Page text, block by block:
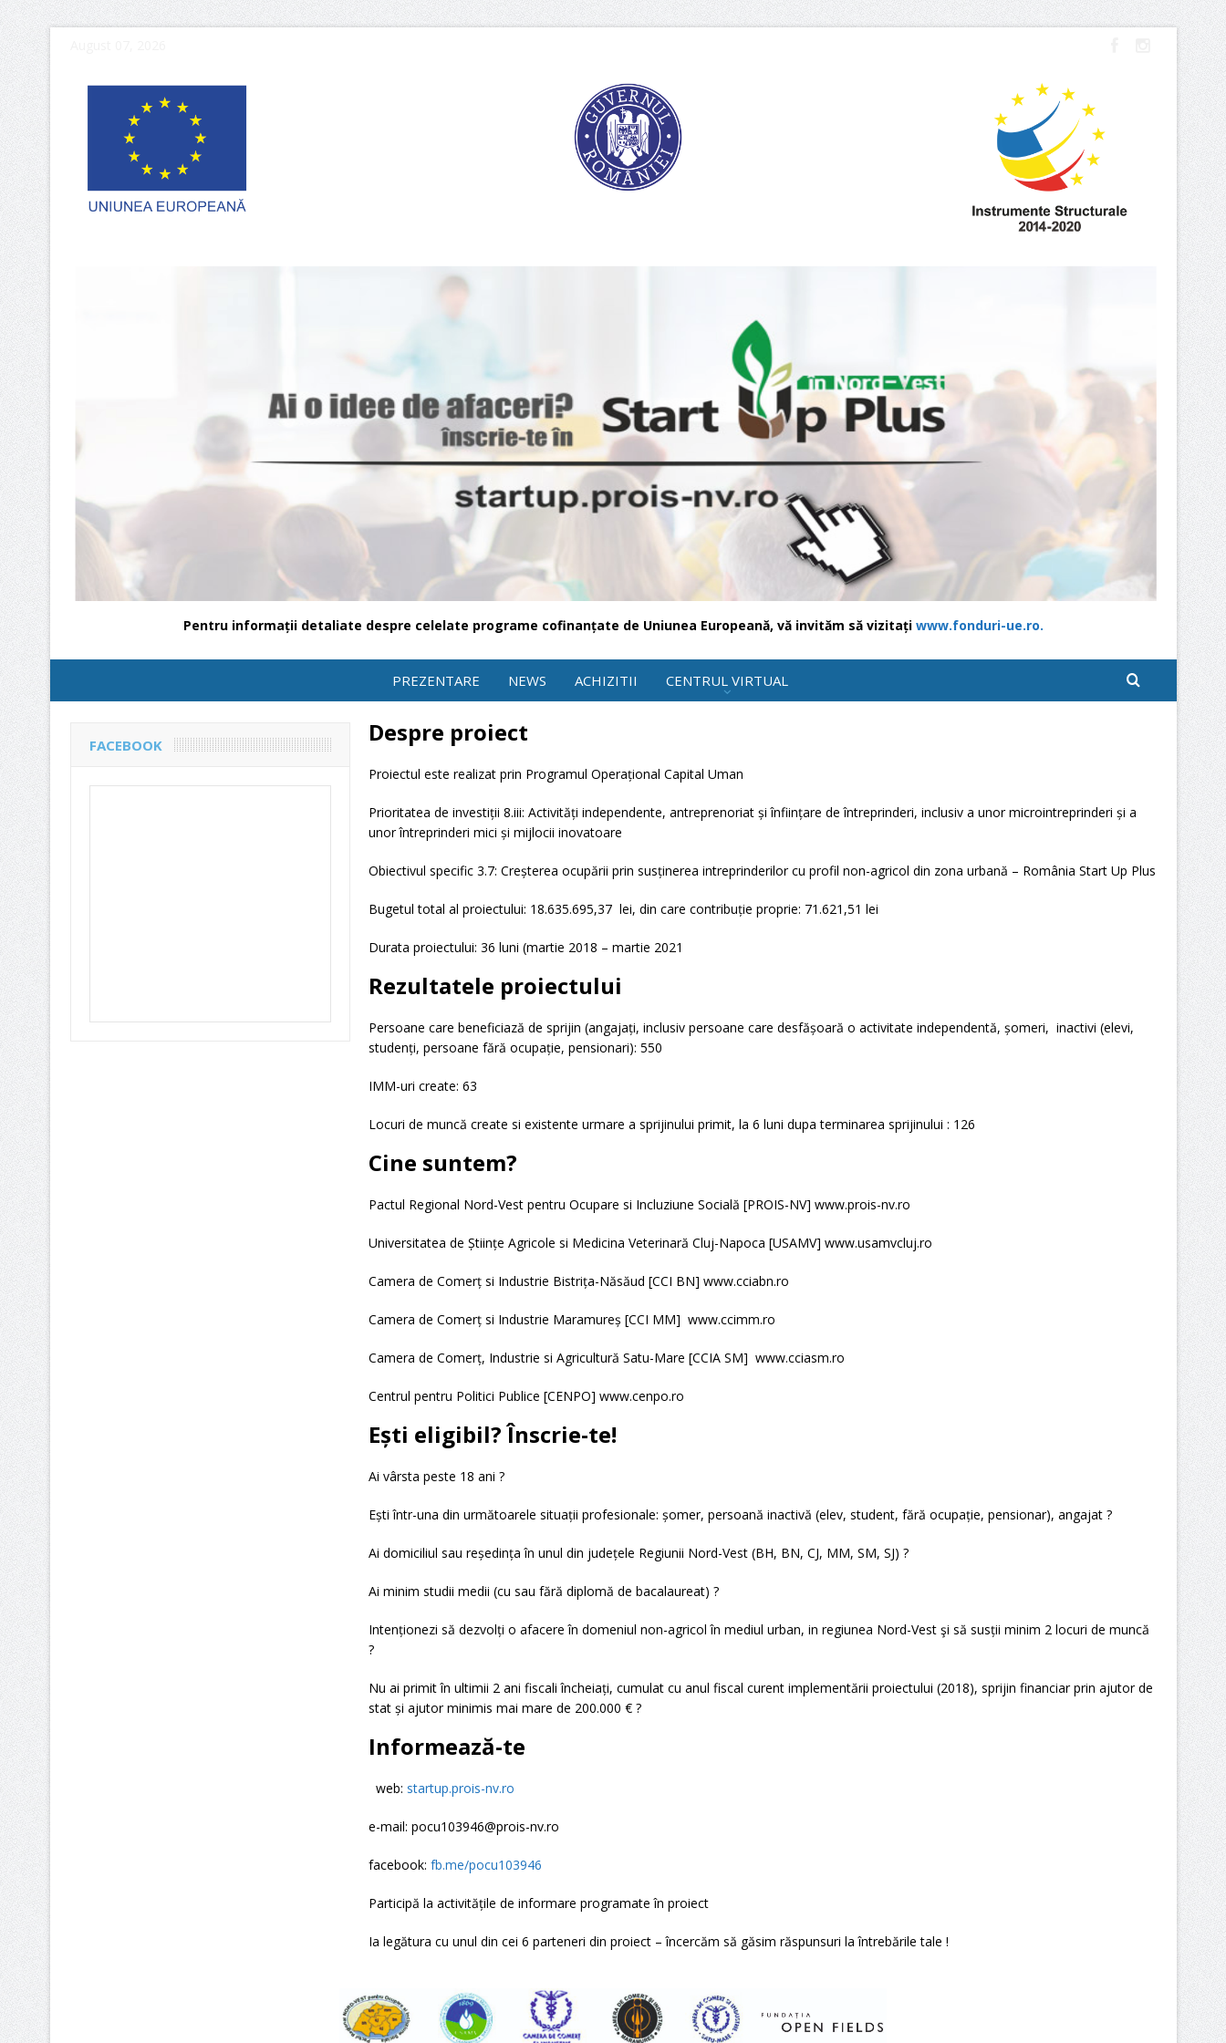
Pentru informații detaliate despre celelate programe cofinanțate de Uniunea Europeană, vă invităm să vizitați www.fonduri-ue.ro.
PREZENTARE NEWS ACHIZITII CENTRUL VIRTUAL
Despre proiect
Proiectul este realizat prin Programul Operațional Capital Uman
Prioritatea de investiții 8.iii: Activități independente, antreprenoriat și înființare de întreprinderi, inclusiv a unor microintreprinderi și a
unor întreprinderi mici și mijlocii inovatoare
Obiectivul specific 3.7: Creșterea ocupării prin susținerea intreprinderilor cu profil non-agricol din zona urbană – România Start Up Plus
Bugetul total al proiectului: 18.635.695,37 lei, din care contribuție proprie: 71.621,51 lei
Durata proiectului: 36 luni (martie 2018 – martie 2021
Rezultatele proiectului
Persoane care beneficiază de sprijin (angajați, inclusiv persoane care desfășoară o activitate independentă, șomeri, inactivi (elevi,
studenți, persoane fără ocupație, pensionari): 550
IMM-uri create: 63
Locuri de muncă create si existente urmare a sprijinului primit, la 6 luni dupa terminarea sprijinului : 126
Cine suntem?
Pactul Regional Nord-Vest pentru Ocupare si Incluziune Socială [PROIS-NV] www.prois-nv.ro
Universitatea de Științe Agricole si Medicina Veterinară Cluj-Napoca [USAMV] www.usamvcluj.ro
Camera de Comerț si Industrie Bistrița-Năsăud [CCI BN] www.cciabn.ro
Camera de Comerț si Industrie Maramureș [CCI MM] www.ccimm.ro
Camera de Comerț, Industrie si Agricultură Satu-Mare [CCIA SM] www.cciasm.ro
Centrul pentru Politici Publice [CENPO] www.cenpo.ro
Ești eligibil? Înscrie-te!
Ai vârsta peste 18 ani ?
Ești într-una din următoarele situații profesionale: șomer, persoană inactivă (elev, student, fără ocupație, pensionar), angajat ?
Ai domiciliul sau reședința în unul din județele Regiunii Nord-Vest (BH, BN, CJ, MM, SM, SJ) ?
Ai minim studii medii (cu sau fără diplomă de bacalaureat) ?
Intenționezi să dezvolți o afacere în domeniul non-agricol în mediul urban, in regiunea Nord-Vest şi să susții minim 2 locuri de muncă
?
Nu ai primit în ultimii 2 ani fiscali încheiați, cumulat cu anul fiscal curent implementării proiectului (2018), sprijin financiar prin ajutor de
stat și ajutor minimis mai mare de 200.000 € ?
Informează-te
web: startup.prois-nv.ro
e-mail: pocu103946@prois-nv.ro
facebook: fb.me/pocu103946
Participă la activitățile de informare programate în proiect
Ia legătura cu unul din cei 6 parteneri din proiect – încercăm să găsim răspunsuri la întrebările tale !
FACEBOOK